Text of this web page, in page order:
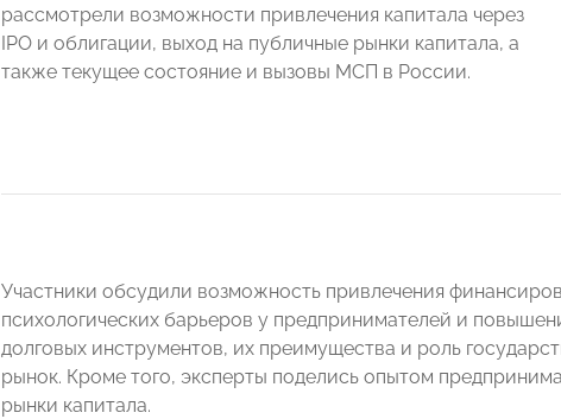
рассмотрели возможности привлечения капитала через
IPO и облигации, выход на публичные рынки капитала, а
также текущее состояние и вызовы МСП в России.
Участники обсудили возможность привлечения
психологических барьеров у предпринимателей и
долговых инструментов, их преимущества и роль
рынок. Кроме того, эксперты поделись опытом
рынки капитала.